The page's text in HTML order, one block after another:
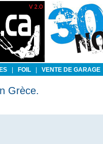
FOIL VENTE DE GARAGE
Grèce.